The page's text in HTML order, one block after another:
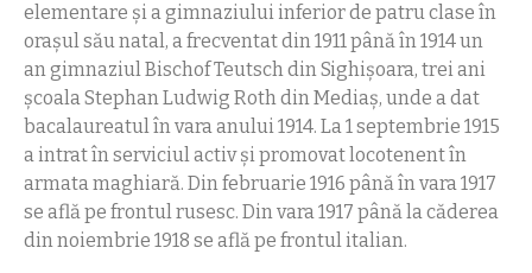
elementare şi a gimnaziului inferior de patru clase în
oraşul său natal, a frecventat din 1911 până în 1914 un
an gimnaziul Bischof Teutsch din Sighişoara, trei ani
şcoala Stephan Ludwig Roth din Mediaş, unde a dat
bacalaureatul în vara anului 1914. La 1 septembrie 1915
a intrat în serviciul activ şi promovat locotenent în
armata maghiară. Din februarie 1916 până în vara 1917
se află pe frontul rusesc. Din vara 1917 până la căderea
din noiembrie 1918 se află pe frontul italian.